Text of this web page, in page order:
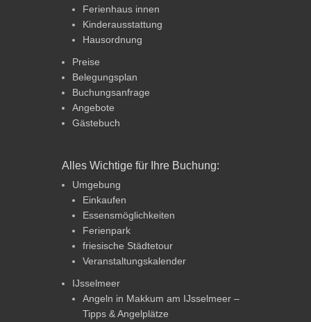
Ferienhaus innen
Kinderausstattung
Hausordnung
Preise
Belegungsplan
Buchungsanfrage
Angebote
Gästebuch
Alles Wichtige für Ihre Buchung:
Umgebung
Einkaufen
Essensmöglichkeiten
Ferienpark
friesische Städtetour
Veranstaltungskalender
IJsselmeer
Angeln in Makkum am IJsselmeer –
Tipps & Angelplätze